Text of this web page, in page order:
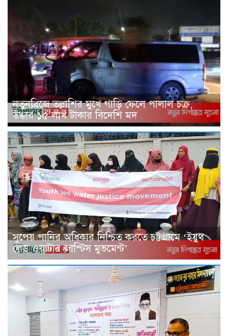
নতুনব্রিজে তল্লাশির মুখে গাড়ি ফেলে পালাল চক্র,
উদ্ধার ১৫ লাখ টাকার বিদেশি মদ
সুপেয় পানির অধিকার নিশ্চিত করতে চট্টগ্রামে ‘ইয়ুথ
লেড ওয়াটার জাস্টিস মুভমেন্ট’